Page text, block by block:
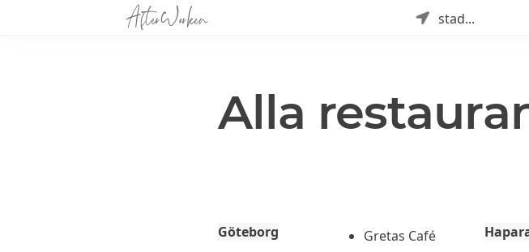
stad...
Alla
Göteborg
Gretas Café